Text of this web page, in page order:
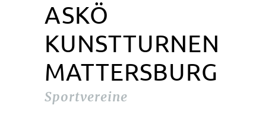
ASKÖ
KUNSTTURNEN
MATTERSBURG
Sportvereine